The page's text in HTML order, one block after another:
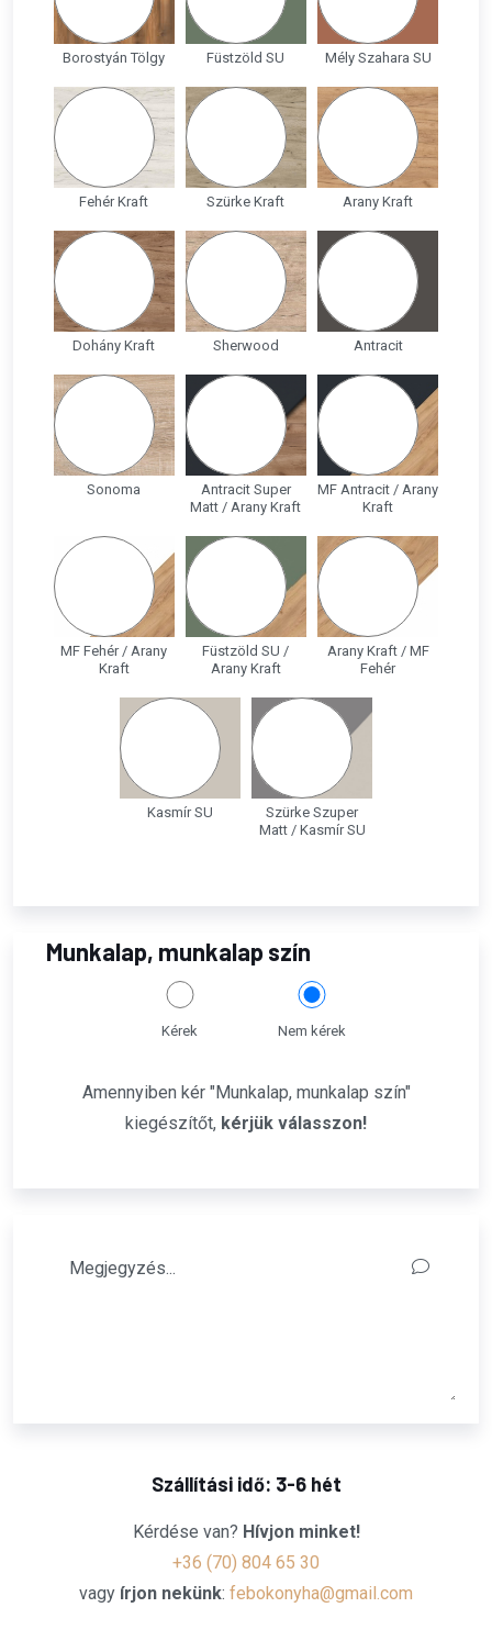
Borostyán Tölgy Füstzöld SU Mély Szahara SU
Fehér Kraft Szürke Kraft Arany Kraft
Dohány Kraft Sherwood Antracit
Sonoma
Antracit Super
Matt / Arany Kraft
MF Antracit / Arany
Kraft
MF Fehér / Arany
Kraft
Füstzöld SU /
Arany Kraft
Arany Kraft / MF
Fehér
Kasmír SU
Szürke Szuper
Matt / Kasmír SU
Munkalap, munkalap szín
Kérek Nem kérek
Amennyiben kér "Munkalap, munkalap szín"
kiegészítőt, kérjük válasszon!
Szállítási idő: 3-6 hét
Kérdése van? Hívjon minket!
+36 (70) 804 65 30
vagy írjon nekünk: febokonyha@gmail.com